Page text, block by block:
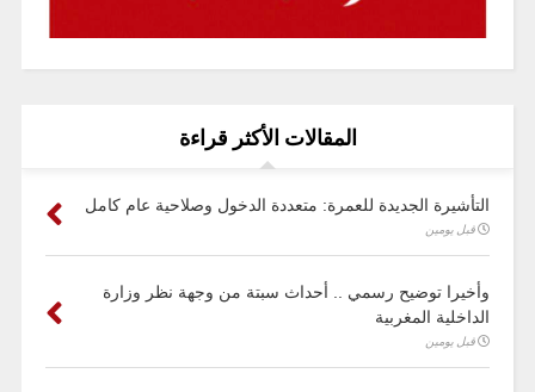
المقالات الأكثر قراءة
التأشيرة الجديدة للعمرة: متعددة الدخول وصلاحية عام كامل
قبل يومين
وأخيرا توضيح رسمي .. أحداث سبتة من وجهة نظر وزارة
الداخلية المغربية
قبل يومين